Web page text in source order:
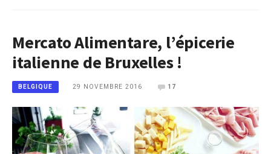
Mercato Alimentare, l’épicerie
italienne de Bruxelles !
BELGIQUE 29 NOVEMBRE 2016 17